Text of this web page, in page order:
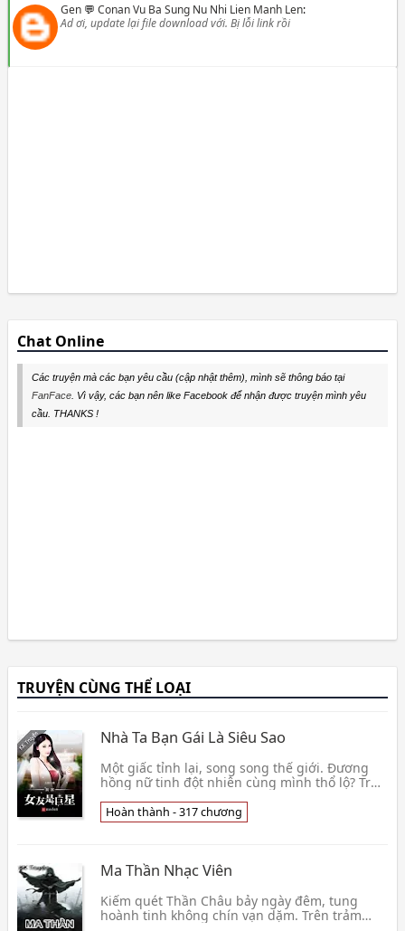
Gen💬 Conan Vu Ba Sung Nu Nhi Lien Manh Len:
Ad ơi, update lại file download với. Bị lỗi link rồi
Chat Online
Các truyện mà các bạn yêu cầu (cập nhật thêm), mình sẽ thông báo tại
FanFace. Vì vậy, các bạn nên like Facebook để nhận được truyện mình yêu
cầu. THANKS !
TRUYỆN CÙNG THỂ LOẠI
Nhà Ta Bạn Gái Là Siêu Sao
Một giấc tỉnh lại, song song thế giới. Đương
hồng nữ tinh đột nhiên cùng mình thổ lộ? Truy
Thần cũng👦 Ngũ Lăng
Hoàn thành - 317 chương
Ma Thần Nhạc Viên
Kiếm quét Thần Châu bảy ngày đêm, tung
hoành tinh không chín vạn dặm. Trên trảm